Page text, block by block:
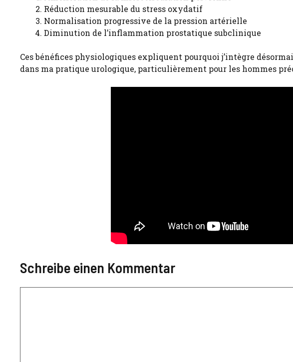
Réduction mesurable du stress oxydatif
Normalisation progressive de la pression artérielle
Diminution de l’inflammation prostatique subclinique
Ces bénéfices physiologiques expliquent pourquoi j’intègre
dans ma pratique urologique, particulièrement pour les hommes
Schreibe einen Kommentar